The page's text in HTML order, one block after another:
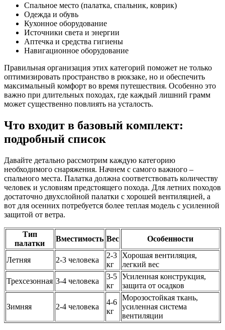
Спальное место (палатка, спальник, коврик)
Одежда и обувь
Кухонное оборудование
Источники света и энергии
Аптечка и средства гигиены
Навигационное оборудование
Правильная организация этих категорий поможет не только
оптимизировать пространство в рюкзаке, но и обеспечить
максимальный комфорт во время путешествия. Особенно это
важно при длительных походах, где каждый лишний грамм
может существенно повлиять на усталость.
Что входит в базовый комплект:
подробный список
Давайте детально рассмотрим каждую категорию
необходимого снаряжения. Начнем с самого важного –
спального места. Палатка должна соответствовать количеству
человек и условиям предстоящего похода. Для летних походов
достаточно двухслойной палатки с хорошей вентиляцией, а
вот для осенних потребуется более теплая модель с усиленной
защитой от ветра.
Тип
палатки
Вместимость Вес Особенности
Летняя 2-3 человека
2-3
кг
Хорошая вентиляция,
легкий вес
Трехсезонная 3-4 человека
3-5
кг
Усиленная конструкция,
защита от осадков
Зимняя 2-4 человека
4-6
кг
Морозостойкая ткань,
усиленная система
вентиляции